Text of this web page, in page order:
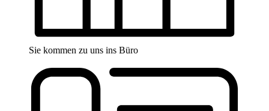
Sie kommen zu uns ins Büro